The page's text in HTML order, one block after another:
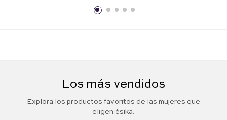
Los más vendidos
Explora los productos favoritos de las mujeres que
eligen ésika.